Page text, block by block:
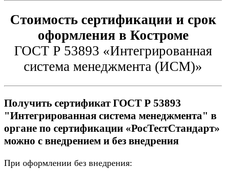
Стоимость сертификации и срок
оформления в Костроме
ГОСТ Р 53893 «Интегрированная
система менеджмента (ИСМ)»
Получить сертификат ГОСТ Р 53893
"Интегрированная система менеджмента" в
органе по сертификации «РосТестСтандарт»
можно с внедрением и без внедрения
При оформлении без внедрения: